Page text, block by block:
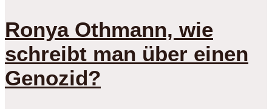
Ronya Othmann, wie
schreibt man über einen
Genozid?